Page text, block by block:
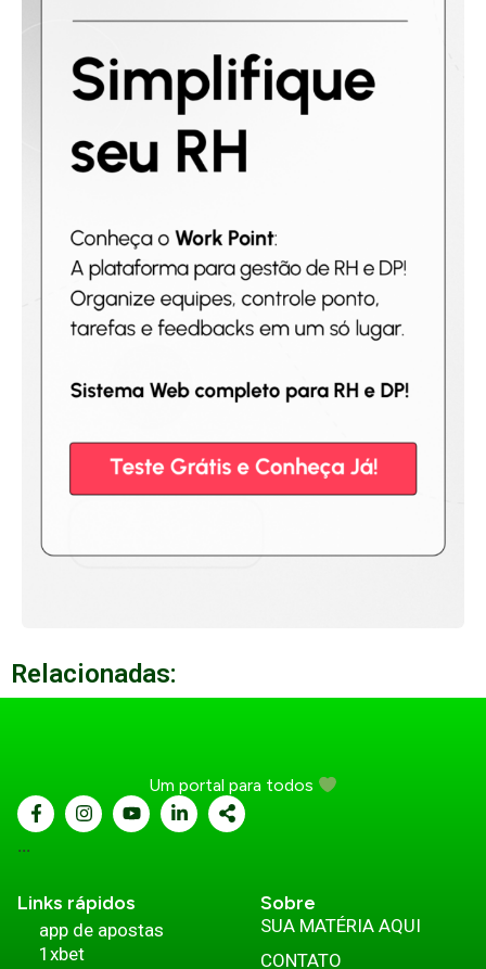
Relacionadas:
Um portal para todos
...
Links rápidos
app de apostas
1xbet
Sobre
SUA MATÉRIA AQUI
CONTATO